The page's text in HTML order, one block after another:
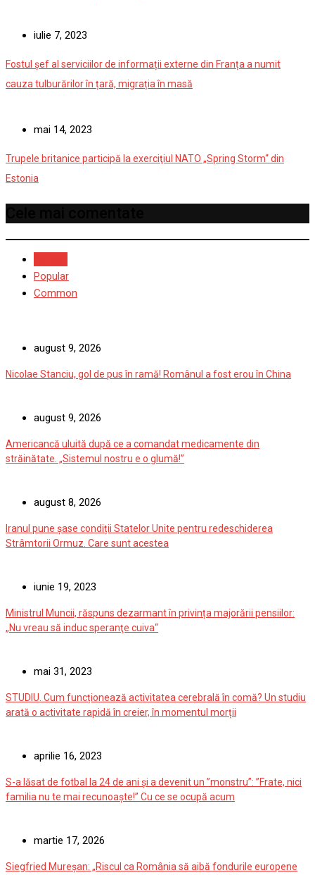
iulie 7, 2023
Fostul șef al serviciilor de informații externe din Franța a numit
cauza tulburărilor în țară, migrația în masă
mai 14, 2023
Trupele britanice participă la exerciţiul NATO „Spring Storm“ din
Estonia
Popular
Common
august 9, 2026
Nicolae Stanciu, gol de pus în ramă! Românul a fost erou în China
august 9, 2026
Americancă uluită după ce a comandat medicamente din
străinătate. „Sistemul nostru e o glumă!”
august 8, 2026
Iranul pune șase condiții Statelor Unite pentru redeschiderea
Strâmtorii Ormuz. Care sunt acestea
iunie 19, 2023
Ministrul Muncii, răspuns dezarmant în privința majorării pensiilor:
„Nu vreau să induc speranţe cuiva“
mai 31, 2023
STUDIU. Cum funcționează activitatea cerebrală în comă? Un studiu
arată o activitate rapidă în creier, în momentul morții
aprilie 16, 2023
S-a lăsat de fotbal la 24 de ani și a devenit un ”monstru”: ”Frate, nici
familia nu te mai recunoaște!” Cu ce se ocupă acum
martie 17, 2026
Siegfried Mureșan: „Riscul ca România să aibă fondurile europene